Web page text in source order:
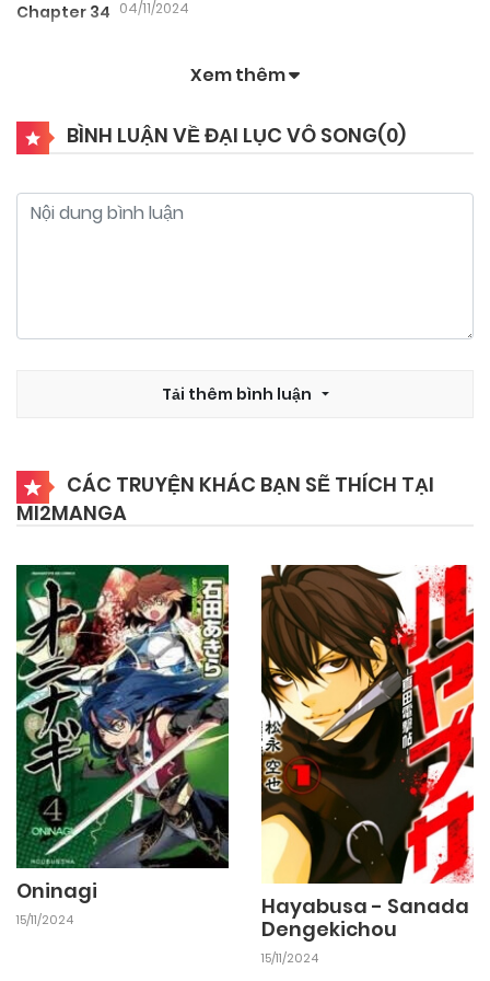
Chapter 34 04/11/2024
04/11/2024
Chapter 28
Chapter 26 04/11/2024
Chapter 25 04/11/2024
Chapter 24 04/11/2024
Chapter 23 04/11/2024
Chapter 22
Xem thêm
BÌNH LUẬN VỀ ĐẠI LỤC VÔ SONG(0)
Tải thêm bình luận
CÁC TRUYỆN KHÁC BẠN SẼ THÍCH TẠI
MI2MANGA
Oninagi
15/11/2024
Hayabusa - Sanada
Dengekichou
15/11/2024